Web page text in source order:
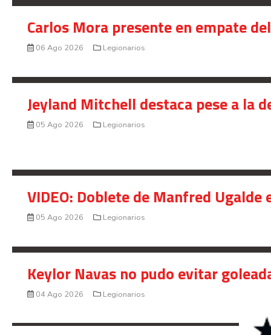
Carlos Mora presente en empate
06 Ago 2026 Legionarios
Jeyland Mitchell destaca pese a la
05 Ago 2026 Legionarios
VIDEO: Doblete de Manfred
05 Ago 2026 Legionarios
Keylor Navas no pudo evitar
04 Ago 2026 Legionarios